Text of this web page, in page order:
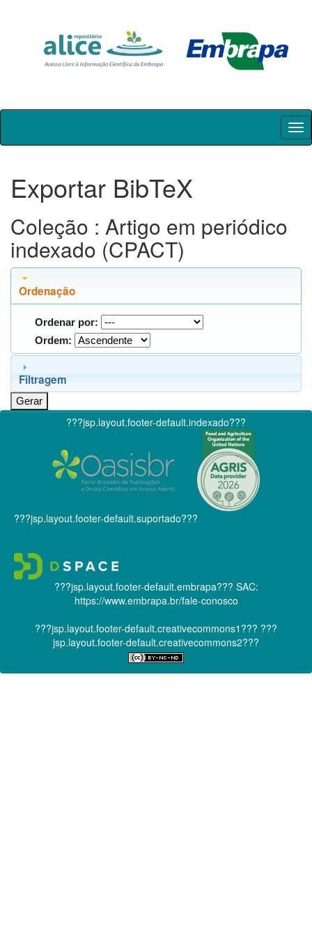
Skip
Exportar BibTeX
Coleção : Artigo em periódico
indexado (CPACT)
Ordenação
Ordenar por:
Ordem:
Filtragem
???jsp.layout.footer-default.indexado???
???jsp.layout.footer-default.suportado???
???jsp.layout.footer-default.embrapa??? SAC:
https://www.embrapa.br/fale-conosco
???jsp.layout.footer-default.creativecommons1??? ???
jsp.layout.footer-default.creativecommons2???